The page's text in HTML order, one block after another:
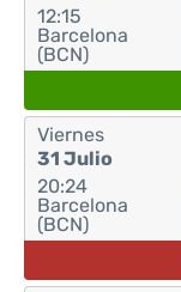
12:15
Barcelona
(BCN)
Viernes
31 Julio
20:24
Barcelona
(BCN)